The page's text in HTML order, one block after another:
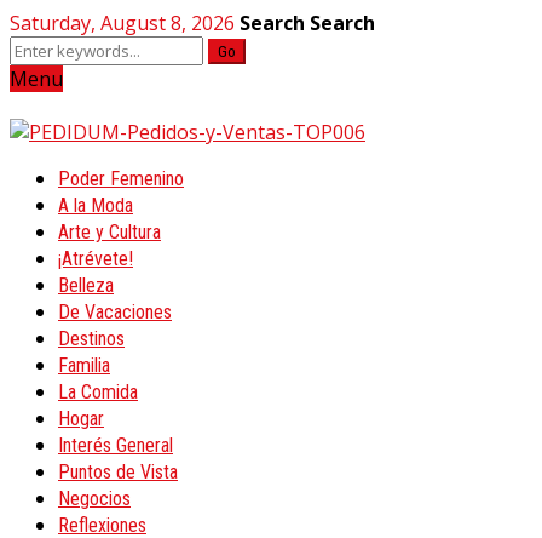
Saturday, August 8, 2026 Search Search
Go
Menu
Poder Femenino
A la Moda
Arte y Cultura
¡Atrévete!
Belleza
De Vacaciones
Destinos
Familia
La Comida
Hogar
Interés General
Puntos de Vista
Negocios
Reflexiones